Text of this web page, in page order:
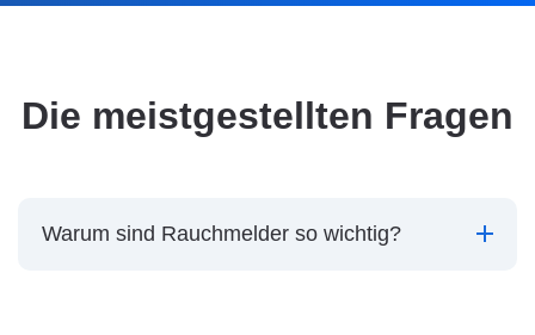
Die meistgestellten Fragen
Warum sind Rauchmelder so wichtig?